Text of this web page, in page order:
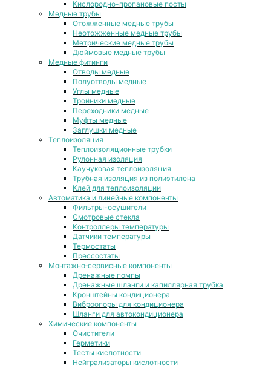
Кислородно-пропановые посты
Медные трубы
Отожженные медные трубы
Неотожженные медные трубы
Метрические медные трубы
Дюймовые медные трубы
Медные фитинги
Отводы медные
Полуотводы медные
Углы медные
Тройники медные
Переходники медные
Муфты медные
Заглушки медные
Теплоизоляция
Теплоизоляционные трубки
Рулонная изоляция
Каучуковая теплоизоляция
Трубная изоляция из полиэтилена
Клей для теплоизоляции
Автоматика и линейные компоненты
Фильтры-осушители
Смотровые стекла
Контроллеры температуры
Датчики температуры
Термостаты
Прессостаты
Монтажно‑сервисные компоненты
Дренажные помпы
Дренажные шланги и капиллярная трубка
Кронштейны кондиционера
Виброопоры для кондиционера
Шланги для автокондиционера
Химические компоненты
Очистители
Герметики
Тесты кислотности
Нейтрализаторы кислотности